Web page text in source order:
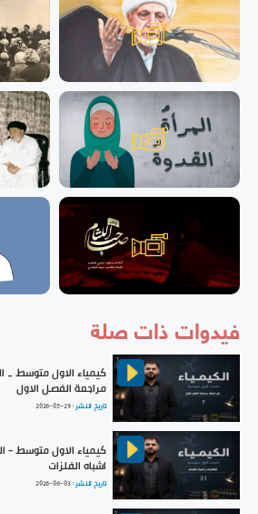
فيدوات ذات صلة
كيمياء الاول متوسط _
مراجعة الفصل الاول
تاريخ النشر :2026-05-29
كيمياء الاول متوسط -
اشباه الفلزات
تاريخ النشر :2026-06-03